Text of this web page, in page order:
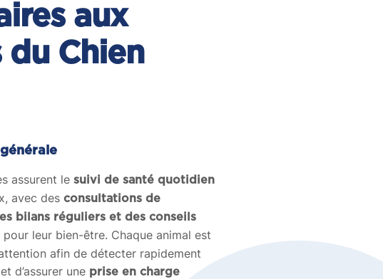
aux
du Chien
assurent le suivi de santé quotidien
avec des consultations de
bilans réguliers et des conseils
pour leur bien-être. Chaque animal est
afin de détecter rapidement
d’assurer une prise en charge